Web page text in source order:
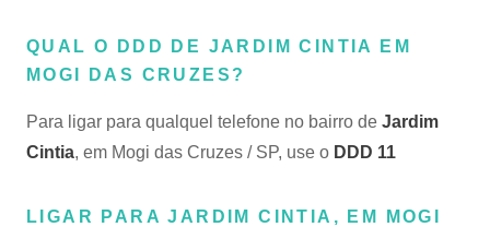
QUAL O DDD DE JARDIM CINTIA EM
MOGI DAS CRUZES?
Para ligar para qualquel telefone no bairro de Jardim
Cintia, em Mogi das Cruzes / SP, use o DDD 11
LIGAR PARA JARDIM CINTIA, EM MOGI